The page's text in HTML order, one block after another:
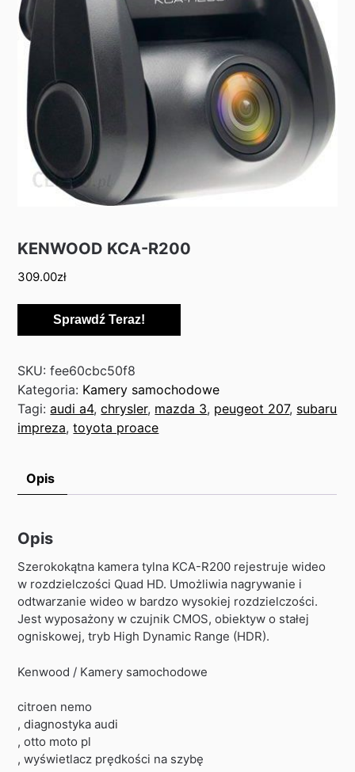
KENWOOD KCA-R200
309.00zł
Sprawdź Teraz!
SKU:fee60cbc50f8
Kategoria: Kamery samochodowe
Tagi:audi a4,chrysler, mazda 3, peugeot 207, subaru
impreza,toyota proace
Opis
Opis
Szerokokątna kamera tylna KCA-R200 rejestruje wideo
w rozdzielczości Quad HD. Umożliwia nagrywanie i
odtwarzanie wideo w bardzo wysokiej rozdzielczości.
Jest wyposażony w czujnik CMOS, obiektyw o stałej
ogniskowej, tryb High Dynamic Range (HDR).
Kenwood / Kamery samochodowe
citroen nemo
, diagnostyka audi
, otto moto pl
, wyświetlacz prędkości na szybę